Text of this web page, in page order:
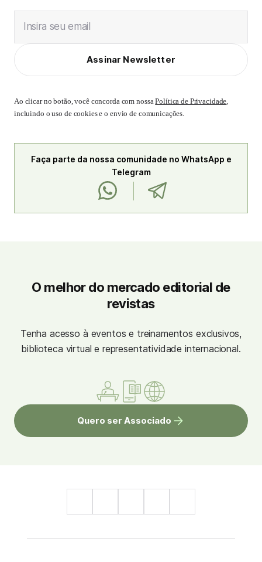
Insira seu email
Assinar Newsletter
Ao clicar no botão, você concorda com nossaPolítica de Privacidade,
incluindo o uso de cookies e o envio de comunicações.
Faça parte da nossa comunidade no WhatsApp e
Telegram
O melhor do mercado editorial de
revistas
Tenha acesso à eventos e treinamentos exclusivos,
biblioteca virtual e representatividade internacional.
Quero ser Associado